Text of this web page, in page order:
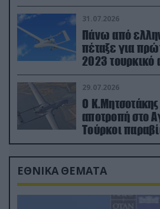
31.07.2026
Πάνω από
πέταξε για
2023
29.07.2026
Ο
αποτροπή στο
Τούρκοι
drone
ΕΘΝΙΚΑ ΘΕΜΑΤΑ